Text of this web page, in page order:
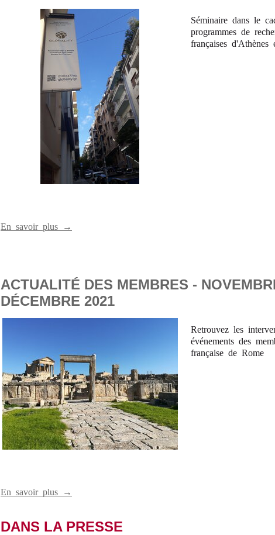
Séminaire dans le
programmes de
françaises
En savoir plus →
ACTUALITÉ DES MEMBRES -
DÉCEMBRE 2021
Retrouvez les
événements des
française de Rome
En savoir plus →
DANS LA PRESSE